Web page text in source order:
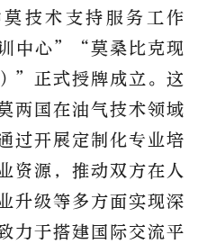
技术支持服务工作
中心”“莫桑比克现
”正式授牌成立。这
两国在油气技术领域
过开展定制化专业培
资源，推动双方在人
升级等多方面实现深
力于搭建国际交流平